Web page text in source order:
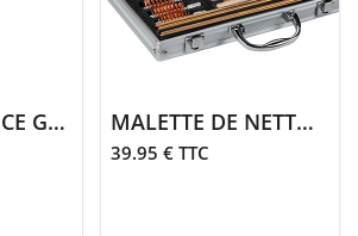
PESON BALANCE GRANDS ANIMAUX MALETTE DE NETTOYAGE
39.95 € TTC